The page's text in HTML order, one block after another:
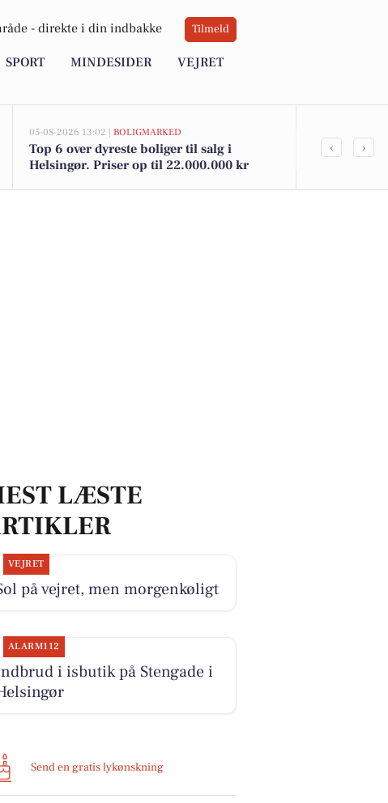
- direkte i din indbakke Tilmeld
SPORT MINDESIDER VEJRET
05-08-2026 13:02 | BOLIGMARKED
Top 6 over dyreste boliger til salg i
Helsingør. Priser op til 22.000.000 kr
‹ ›
LÆSTE
VEJRET
på vejret, men morgenkøligt
ALARM112
i isbutik på Stengade i
Send en gratis lykønskning